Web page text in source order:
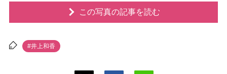
この写真の記事を読む
#井上和香